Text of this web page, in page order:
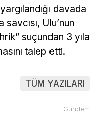
davada
Ulu’nun
suçundan 3 yıla
talep etti.
TÜM YAZILARI
Gündem